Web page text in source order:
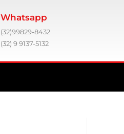
Whatsapp
(32)99829-8432
(32) 9 9137-5132